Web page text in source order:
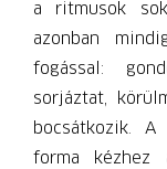
a ritmusok
azonban
fogással:
sorjáztat,
bocsátkozik.
forma kézhez